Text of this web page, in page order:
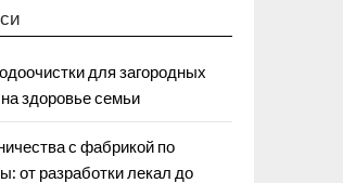
для загородных
здоровье семьи
с фабрикой по
от разработки лекал до